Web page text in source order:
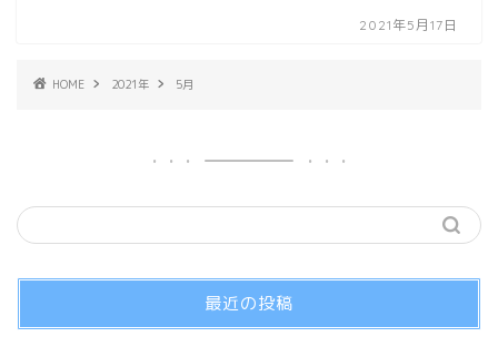
2021年5月17日
HOME 2021年 5月
最近の投稿